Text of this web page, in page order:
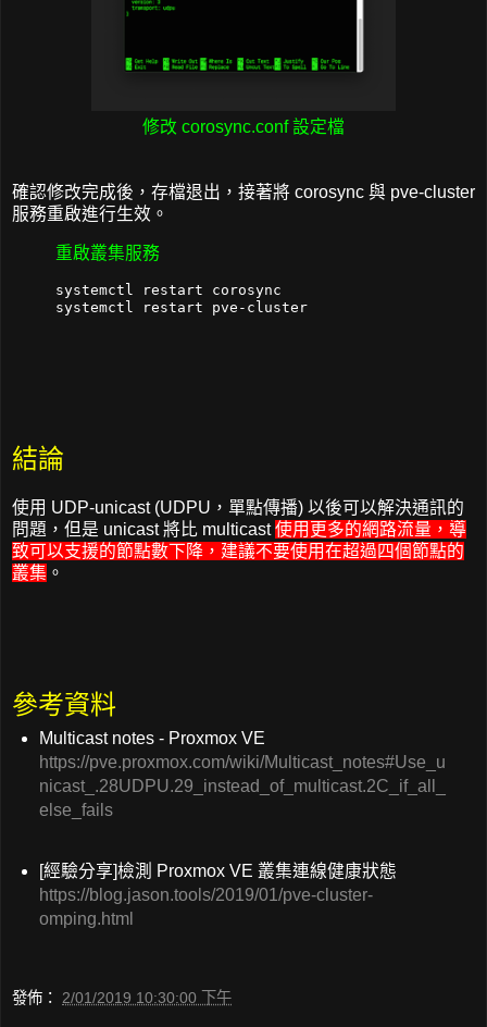
修改 corosync.conf 設定檔
確認修改完成後，存檔退出，接著將 corosync 與 pve-cluster
服務重啟進行生效。
重啟叢集服務
systemctl restart corosync
結論
使用 UDP-unicast (UDPU，單點傳播) 以後可以解決通訊的
問題，但是 unicast 將比 multicast使用更多的網路流量 ，導
致可以支援的節點數下降，建議不要使用在超過四個節點的
叢集 。
參考資料
Multicast notes - Proxmox VE
https://pve.proxmox.com/wiki/Multicast_notes#Use_u
nicast_.28UDPU.29_instead_of_multicast.2C_if_all_
else_fails
[經驗分享]檢測 Proxmox VE 叢集連線健康狀態
https://blog.jason.tools/2019/01/pve-cluster-
omping.html
發佈： 2/01/2019 10:30:00 下午